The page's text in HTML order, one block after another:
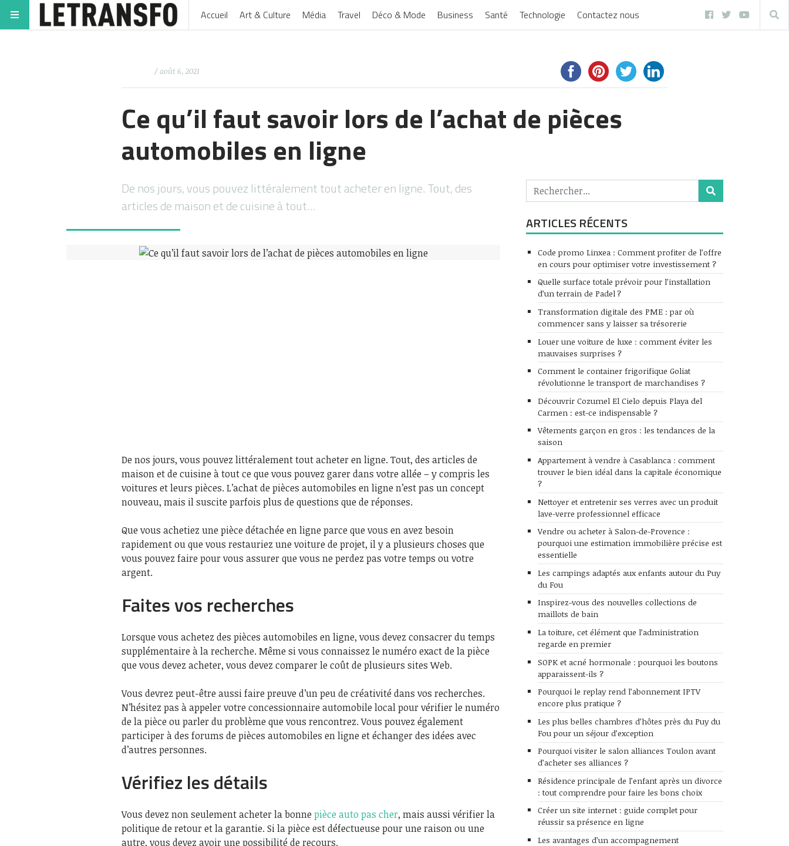
Accueil Art & Culture Média Travel Déco & Mode Business Santé Technologie Contactez nous
/ août 6, 2021
Ce qu’il faut savoir lors de l’achat de pièces
automobiles en ligne
De nos jours, vous pouvez littéralement tout acheter en ligne. Tout, des
articles de maison et de cuisine à tout…
De nos jours, vous pouvez littéralement tout acheter en ligne. Tout, des articles de
maison et de cuisine à tout ce que vous pouvez garer dans votre allée – y compris les
voitures et leurs pièces. L’achat de pièces automobiles en ligne n’est pas un concept
nouveau, mais il suscite parfois plus de questions que de réponses.
Que vous achetiez une pièce détachée en ligne parce que vous en avez besoin
rapidement ou que vous restauriez une voiture de projet, il y a plusieurs choses que
vous pouvez faire pour vous assurer que vous ne perdez pas votre temps ou votre
argent.
Faites vos recherches
Lorsque vous achetez des pièces automobiles en ligne, vous devez consacrer du temps
supplémentaire à la recherche. Même si vous connaissez le numéro exact de la pièce
que vous devez acheter, vous devez comparer le coût de plusieurs sites Web.
Vous devrez peut-être aussi faire preuve d’un peu de créativité dans vos recherches.
N’hésitez pas à appeler votre concessionnaire automobile local pour vérifier le numéro
de la pièce ou parler du problème que vous rencontrez. Vous pouvez également
participer à des forums de pièces automobiles en ligne et échanger des idées avec
d’autres personnes.
Vérifiez les détails
Vous devez non seulement acheter la bonne pièce auto pas cher, mais aussi vérifier la
politique de retour et la garantie. Si la pièce est défectueuse pour une raison ou une
autre, vous devez avoir une possibilité de recours.
ARTICLES RÉCENTS
Code promo Linxea : Comment profiter de l’offre
en cours pour optimiser votre investissement ?
Quelle surface totale prévoir pour l’installation
d’un terrain de Padel ?
Transformation digitale des PME : par où
commencer sans y laisser sa trésorerie
Louer une voiture de luxe : comment éviter les
mauvaises surprises ?
Comment le container frigorifique Goliat
révolutionne le transport de marchandises ?
Découvrir Cozumel El Cielo depuis Playa del
Carmen : est-ce indispensable ?
Vêtements garçon en gros : les tendances de la
saison
Appartement à vendre à Casablanca : comment
trouver le bien idéal dans la capitale économique
?
Nettoyer et entretenir ses verres avec un produit
lave-verre professionnel efficace
Vendre ou acheter à Salon-de-Provence :
pourquoi une estimation immobilière précise est
essentielle
Les campings adaptés aux enfants autour du Puy
du Fou
Inspirez-vous des nouvelles collections de
maillots de bain
La toiture, cet élément que l’administration
regarde en premier
SOPK et acné hormonale : pourquoi les boutons
apparaissent-ils ?
Pourquoi le replay rend l’abonnement IPTV
encore plus pratique ?
Les plus belles chambres d’hôtes près du Puy du
Fou pour un séjour d’exception
Pourquoi visiter le salon alliances Toulon avant
d’acheter ses alliances ?
Résidence principale de l’enfant après un divorce
: tout comprendre pour faire les bons choix
Créer un site internet : guide complet pour
réussir sa présence en ligne
Les avantages d’un accompagnement